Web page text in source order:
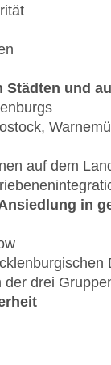
und
auf dem
in
der drei